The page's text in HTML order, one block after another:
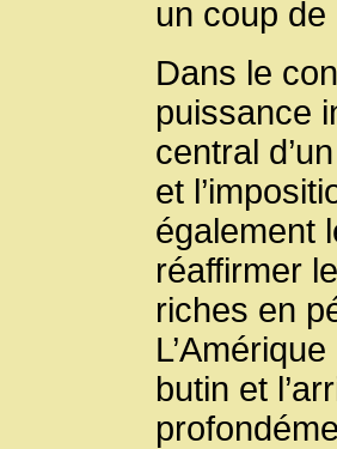
un coup
Dans le
puissance
central
et
également
réaffirmer
riches en
butin et